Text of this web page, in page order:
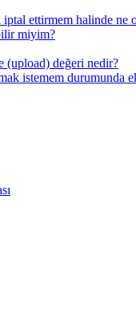
ettirmem halinde ne
miyim?
(upload) değeri nedir?
istemem durumunda